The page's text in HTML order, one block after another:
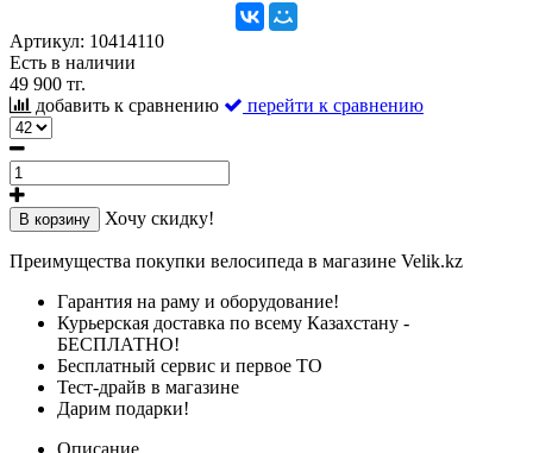
Артикул: 10414110
Есть в наличии
49 900 тг.
добавить к сравнению
перейти к сравнению
В корзину Хочу скидку!
Преимущества покупки велосипеда в магазине Velik.kz
Гарантия на раму и оборудование!
Курьерская доставка по всему Казахстану -
БЕСПЛАТНО!
Бесплатный сервис и первое ТО
Тест-драйв в магазине
Дарим подарки!
Описание